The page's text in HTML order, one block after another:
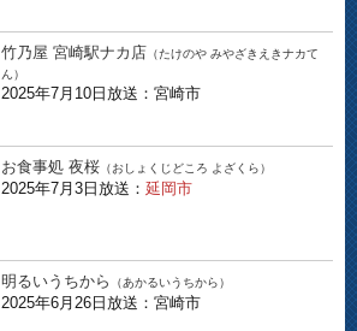
竹乃屋 宮崎駅ナカ店 （たけのや みやざきえきナカて
ん）
2025年7月10日放送：宮崎市
お食事処 夜桜 （おしょくじどころ よざくら）
2025年7月3日放送： 延岡市
明るいうちから （あかるいうちから）
2025年6月26日放送：宮崎市